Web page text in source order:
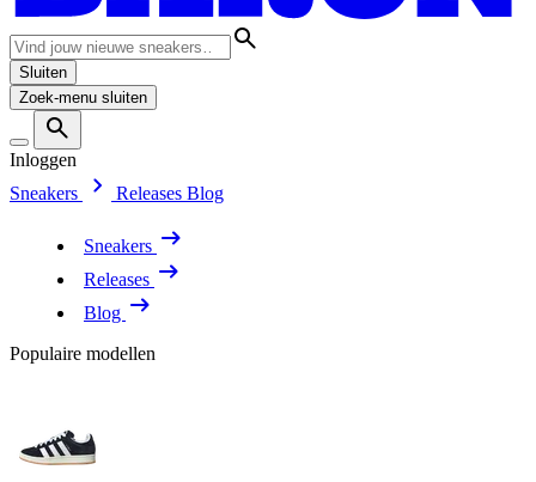
Sluiten
Zoek-menu sluiten
Inloggen
Sneakers
Releases Blog
Sneakers
Releases
Blog
Populaire modellen